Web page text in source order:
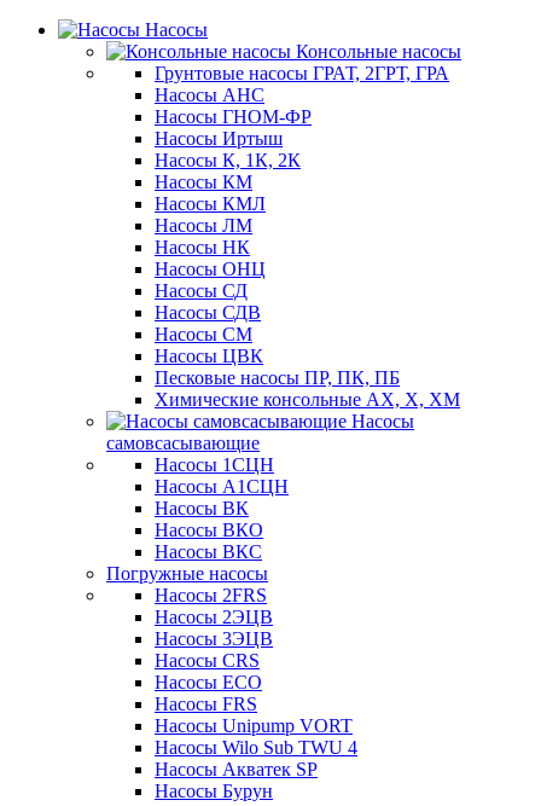
Насосы
Консольные насосы
Грунтовые насосы ГРАТ, 2ГРТ, ГРА
Насосы АНС
Насосы ГНОМ-ФР
Насосы Иртыш
Насосы К, 1К, 2К
Насосы КМ
Насосы КМЛ
Насосы ЛМ
Насосы НК
Насосы ОНЦ
Насосы СД
Насосы СДВ
Насосы СМ
Насосы ЦВК
Песковые насосы ПР, ПК, ПБ
Химические консольные АХ, Х, ХМ
Насосы
самовсасывающие
Насосы 1СЦН
Насосы А1СЦН
Насосы ВК
Насосы ВКО
Насосы ВКС
Погружные насосы
Насосы 2FRS
Насосы 2ЭЦВ
Насосы 3ЭЦВ
Насосы CRS
Насосы ECO
Насосы FRS
Насосы Unipump VORT
Насосы Wilo Sub TWU 4
Насосы Акватек SP
Насосы Бурун